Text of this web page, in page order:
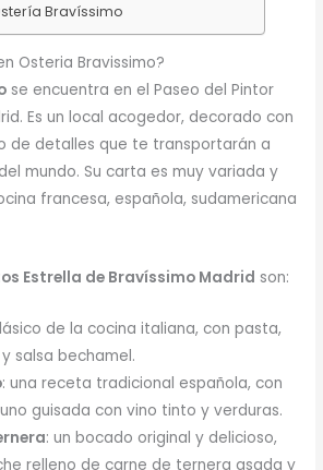
Bravíssimo
Osteria Bravissimo?
se encuentra en el Paseo del Pintor
Es un local acogedor, decorado con
de detalles que te transportarán a
mundo. Su carta es muy variada y
francesa, española, sudamericana
Estrella de Bravíssimo Madrid son:
de la cocina italiana, con pasta,
salsa bechamel.
: una receta tradicional española, con
guisada con vino tinto y verduras.
: un bocado original y delicioso,
relleno de carne de ternera asada y